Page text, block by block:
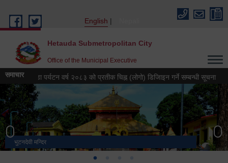
English
Hetauda Submetropolitan City
Office of the Municipal Executive
समाचार
हेटौंडा पर्यटन वर्ष २०८३ को प्रतीक चिह्न (लोगो) डिजिाइन गर्ने सम्बन्धी सूचना
भुटनदेवी मन्दिर
स्मारक
हेटौंडा उपमहानगरपालिका नगर कार्यपालिकाको कार्यालय
मनकामना डाँडाबाट देखिएको दृश्य